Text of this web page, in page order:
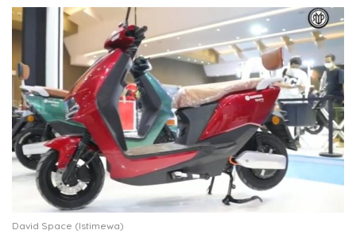
David Space (Istimewa)